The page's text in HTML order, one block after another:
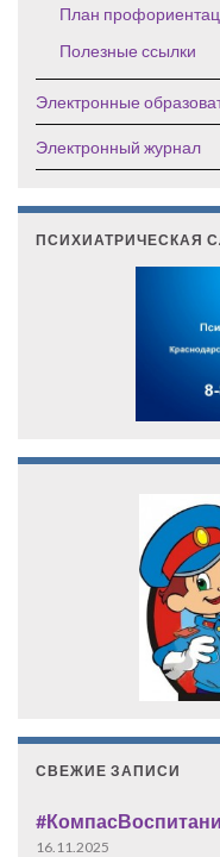
План
Полезные ссылки
Электронные
Электронный журнал
ПСИХИАТРИЧЕСКАЯ
СВЕЖИЕ ЗАПИСИ
16.11.2025